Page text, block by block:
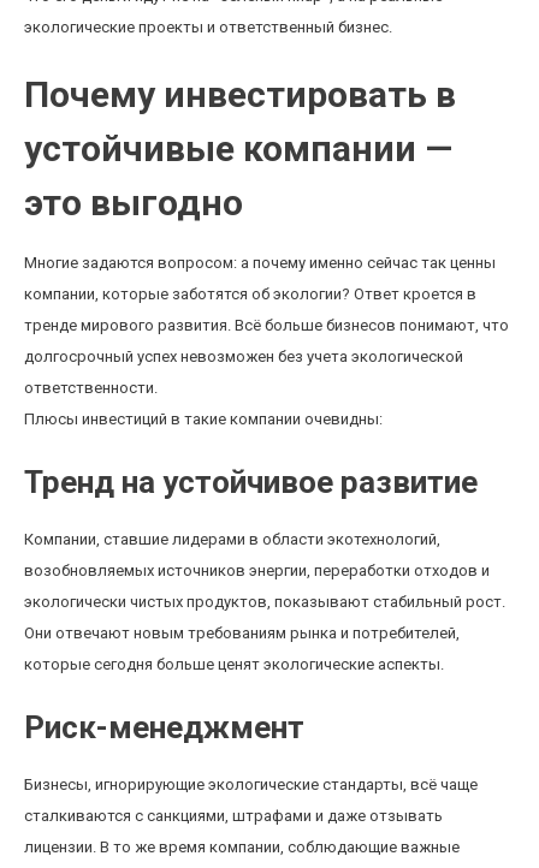
экологические проекты и ответственный бизнес.
Почему инвестировать в
устойчивые компании —
это выгодно
Многие задаются вопросом: а почему именно сейчас так ценны
компании, которые заботятся об экологии? Ответ кроется в
тренде мирового развития. Всё больше бизнесов понимают, что
долгосрочный успех невозможен без учета экологической
ответственности.
Плюсы инвестиций в такие компании очевидны:
Тренд на устойчивое развитие
Компании, ставшие лидерами в области экотехнологий,
возобновляемых источников энергии, переработки отходов и
экологически чистых продуктов, показывают стабильный рост.
Они отвечают новым требованиям рынка и потребителей,
которые сегодня больше ценят экологические аспекты.
Риск-менеджмент
Бизнесы, игнорирующие экологические стандарты, всё чаще
сталкиваются с санкциями, штрафами и даже отзывать
лицензии. В то же время компании, соблюдающие важные